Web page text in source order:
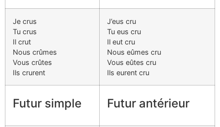
Je crus
Tu crus
Il crut
Nous crûmes
Vous crûtes
Ils crurent
J’eus cru
Tu eus cru
Il eut cru
Nous eûmes cru
Vous eûtes cru
Ils eurent cru
Futur simple Futur antérieur